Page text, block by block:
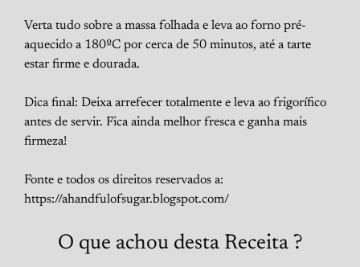
Verta tudo sobre a massa folhada e leva ao forno pré-
aquecido a 180ºC por cerca de 50 minutos, até a tarte
estar firme e dourada.
Dica final: Deixa arrefecer totalmente e leva ao frigorífico
antes de servir. Fica ainda melhor fresca e ganha mais
firmeza!
Fonte e todos os direitos reservados a:
https://ahandfulofsugar.blogspot.com/
O que achou desta Receita ?